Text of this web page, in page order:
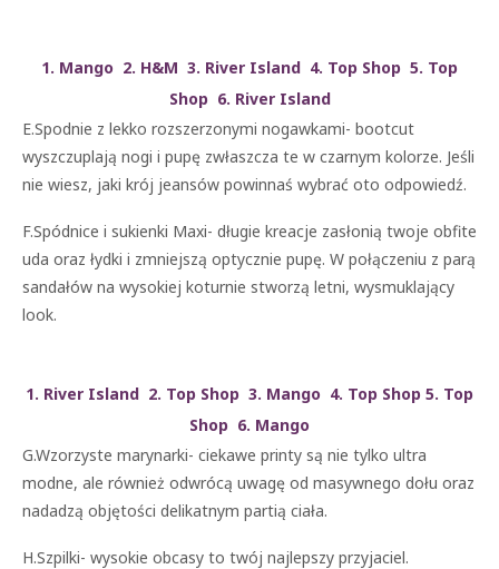
1. Mango 2. H&M 3. River Island 4. Top Shop 5. Top
Shop 6. River Island
E.Spodnie z lekko rozszerzonymi nogawkami- bootcut
wyszczuplają nogi i pupę zwłaszcza te w czarnym kolorze. Jeśli
nie wiesz, jaki krój jeansów powinnaś wybrać oto odpowiedź.
F.Spódnice i sukienki Maxi- długie kreacje zasłonią twoje obfite
uda oraz łydki i zmniejszą optycznie pupę. W połączeniu z parą
sandałów na wysokiej koturnie stworzą letni, wysmuklający
look.
1. River Island 2. Top Shop 3. Mango 4. Top Shop 5. Top
Shop 6. Mango
G.Wzorzyste marynarki- ciekawe printy są nie tylko ultra
modne, ale również odwrócą uwagę od masywnego dołu oraz
nadadzą objętości delikatnym partią ciała.
H.Szpilki- wysokie obcasy to twój najlepszy przyjaciel.